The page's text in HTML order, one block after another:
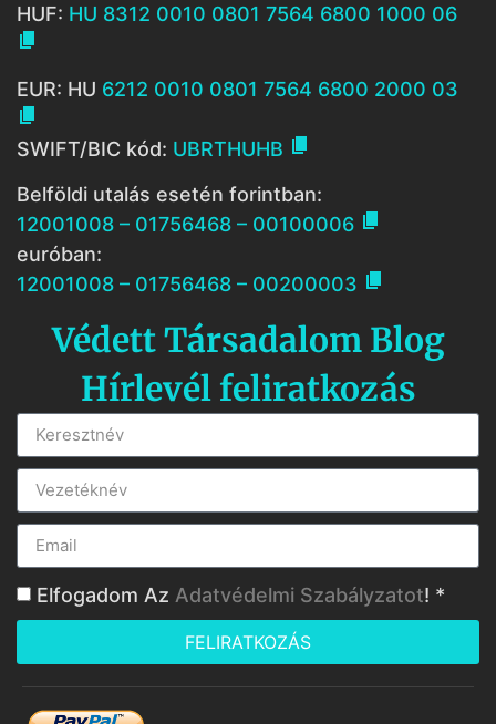
HUF: HU 8312 0010 0801 7564 6800 1000 06

EUR: HU 6212 0010 0801 7564 6800 2000 03

SWIFT/BIC kód: UBRTHUHB 
Belföldi utalás esetén forintban:
12001008 – 01756468 – 00100006 
euróban:
12001008 – 01756468 – 00200003 
Védett Társadalom Blog
Hírlevél feliratkozás
Elfogadom Az Adatvédelmi Szabályzatot! *
FELIRATKOZÁS